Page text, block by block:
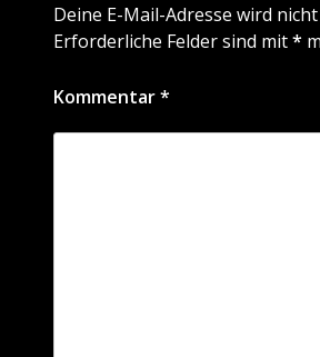
Deine E-Mail-Adresse wird
Erforderliche Felder sind mit*
Kommentar*